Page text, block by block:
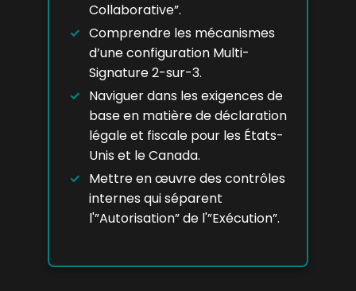
Collaborative”.
Comprendre les mécanismes
d’une configuration Multi-
Signature 2-sur-3.
Naviguer dans les exigences de
base en matière de déclaration
légale et fiscale pour les États-
Unis et le Canada.
Mettre en œuvre des contrôles
internes qui séparent
l'”Autorisation” de l'”Exécution”.